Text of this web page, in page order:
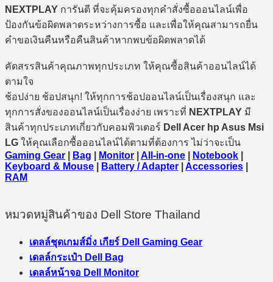
NEXTPLAY การันตี ที่จะคุ้มครองทุกคำสั่งซื้อออนไลน์เพื่อ
ป้องกันข้อผิดพลาดระหว่างการซื้อ และเพื่อให้คุณสามารถยื่น
คำขอเงินคืนหรือคืนสินค้าหากพบข้อผิดพลาดได้
คัดสรรสินค้าคุณภาพทุกประเภท ให้คุณซื้อสินค้าออนไลน์ได้
ตามใจ
ช้อปง่าย ช้อปสนุก! ให้ทุกการช้อปออนไลน์เป็นเรื่องสนุก และ
ทุกการสั่งของออนไลน์เป็นเรื่องง่าย เพราะที่ NEXTPLAY มี
สินค้าทุกประเภทเกี่ยวกับคอมพิวเตอร์ Dell Acer hp Asus Msi
LG ให้คุณเลือกซื้อออนไลน์ได้ตามที่ต้องการ ไม่ว่าจะเป็น
Gaming Gear
Bag Monitor All-in-one Notebook
Keyboard & Mouse
Battery / Adapter Accessories
RAM
หมวดหมู่สินค้าของ Dell Store Thailand
เดลล์ชุดเกมส์มิ่ง เกียร์ Dell Gaming Gear
เดลล์กระเป๋า Dell Bag
เดลล์หน้าจอ Dell Monitor